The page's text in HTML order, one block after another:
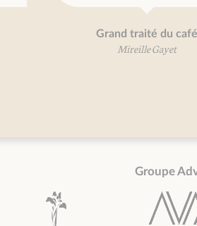
Petit traité des petits-
Mireille Gayet
Groupe